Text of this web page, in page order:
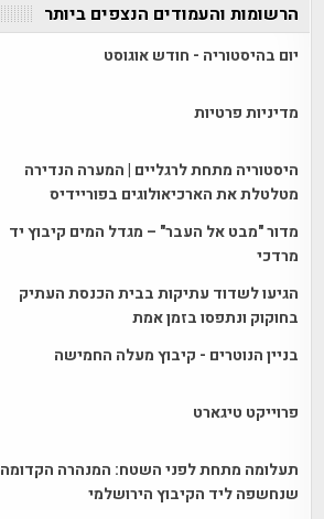
הרשומות והעמודים הנצפים ביותר
יום בהיסטוריה - חודש אוגוסט
מדיניות פרטיות
היסטוריה מתחת לרגליים | המערה הנדירה
מטלטלת את הארכיאולוגים בפוריידיס
מדור "מבט אל העבר" – מגדל המים קיבוץ יד
מרדכי
הגיעו לשדוד עתיקות בבית הכנסת העתיק
בחוקוק ונתפסו בזמן אמת
בניין הנוטרים - קיבוץ מעלה החמישה
פרוייקט טיגארט
תעלומה מתחת לפני השטח: המנהרה הקדומה
שנחשפה ליד הקיבוץ הירושלמי